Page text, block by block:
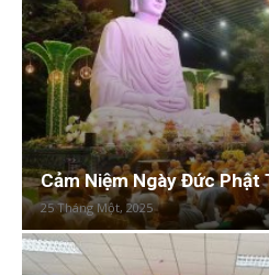
Cảm Niệm Ngày Đức Phật
25 Tháng Một, 2025